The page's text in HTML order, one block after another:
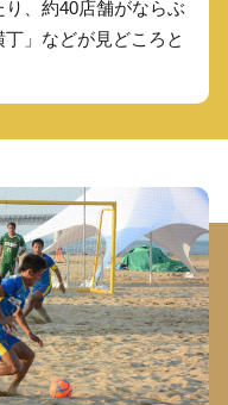
、約40店舗がならぶ
」などが見どころと